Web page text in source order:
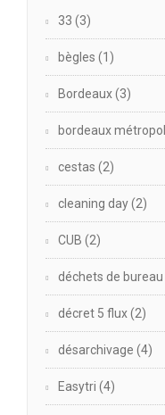
33 (3)
bègles (1)
Bordeaux(3)
bordeaux
cestas (2)
cleaning day(2)
CUB (2)
déchets de bureau
décret 5 flux(2)
désarchivage (4)
Easytri (4)